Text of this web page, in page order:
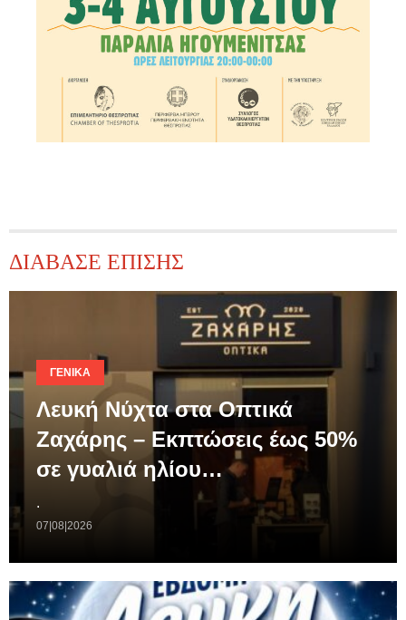
ΔΙΑΒΑΣΕ ΕΠΙΣΗΣ
ΓΕΝΙΚΆ
Λευκή Νύχτα στα Οπτικά
Ζαχάρης – Εκπτώσεις έως 50%
σε γυαλιά ηλίου…
.
07|08|2026